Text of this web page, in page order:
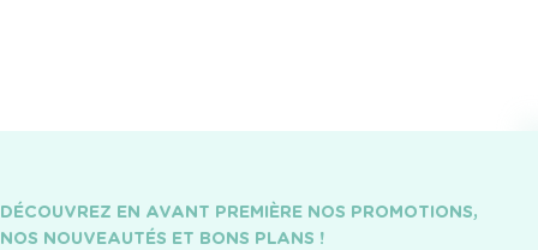
DÉCOUVREZ EN AVANT PREMIÈRE NOS PROMOTIONS,
NOS NOUVEAUTÉS ET BONS PLANS !